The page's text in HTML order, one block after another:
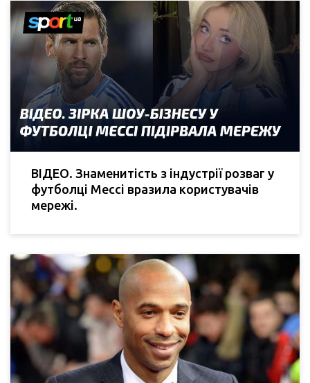
ВІДЕО. Знаменитість з індустрії розваг у
футболці Мессі вразила користувачів
мережі.